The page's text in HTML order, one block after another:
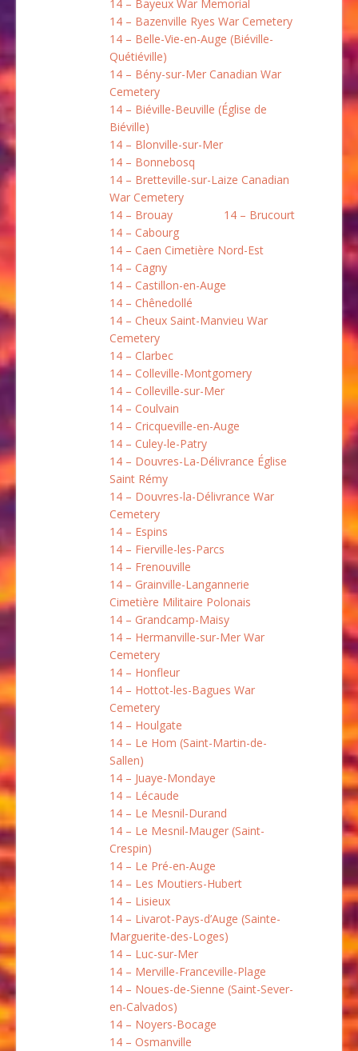
14 – Bayeux War Memorial
14 – Bazenville Ryes War Cemetery
14 – Belle-Vie-en-Auge (Biéville-
Quétiéville)
14 – Bény-sur-Mer Canadian War
Cemetery
14 – Biéville-Beuville (Église de
Biéville)
14 – Blonville-sur-Mer
14 – Bonnebosq
14 – Bretteville-sur-Laize Canadian
War Cemetery
14 – Brouay
14 – Brucourt
14 – Cabourg
14 – Caen Cimetière Nord-Est
14 – Cagny
14 – Castillon-en-Auge
14 – Chênedollé
14 – Cheux Saint-Manvieu War
Cemetery
14 – Clarbec
14 – Colleville-Montgomery
14 – Colleville-sur-Mer
14 – Coulvain
14 – Cricqueville-en-Auge
14 – Culey-le-Patry
14 – Douvres-La-Délivrance Église
Saint Rémy
14 – Douvres-la-Délivrance War
Cemetery
14 – Espins
14 – Fierville-les-Parcs
14 – Frenouville
14 – Grainville-Langannerie
Cimetière Militaire Polonais
14 – Grandcamp-Maisy
14 – Hermanville-sur-Mer War
Cemetery
14 – Honfleur
14 – Hottot-les-Bagues War
Cemetery
14 – Houlgate
14 – Le Hom (Saint-Martin-de-
Sallen)
14 – Juaye-Mondaye
14 – Lécaude
14 – Le Mesnil-Durand
14 – Le Mesnil-Mauger (Saint-
Crespin)
14 – Le Pré-en-Auge
14 – Les Moutiers-Hubert
14 – Lisieux
14 – Livarot-Pays-d’Auge (Sainte-
Marguerite-des-Loges)
14 – Luc-sur-Mer
14 – Merville-Franceville-Plage
14 – Noues-de-Sienne (Saint-Sever-
en-Calvados)
14 – Noyers-Bocage
14 – Osmanville